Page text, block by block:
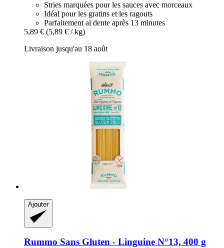
Stries marquées pour les sauces avec morceaux
Idéal pour les gratins et les ragouts
Parfaitement al dente après 13 minutes
5,89 € (5,89 € / kg)
Livraison jusqu'au 18 août
Ajouter
Rummo Sans Gluten -​ Linguine N°13, 400 g